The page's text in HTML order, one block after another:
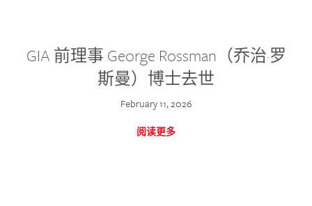
GIA 前理事 George Rossman（乔治·罗
斯曼）博士去世
February 11, 2026
阅读更多